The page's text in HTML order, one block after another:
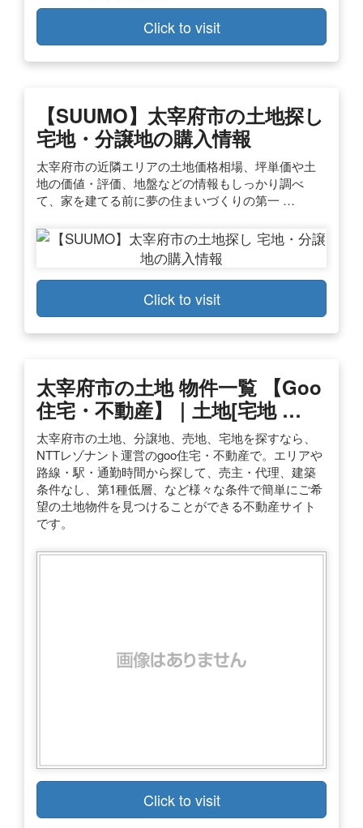
Click to visit
【SUUMO】太宰府市の土地探し
宅地・分譲地の購入情報
太宰府市の近隣エリアの土地価格相場、坪単価や土
地の価値・評価、地盤などの情報もしっかり調べ
て、家を建てる前に夢の住まいづくりの第一 …
Click to visit
太宰府市の土地 物件一覧 【goo
住宅・不動産】｜土地[宅地 …
太宰府市の土地、分譲地、売地、宅地を探すなら、
NTTレゾナント運営のgoo住宅・不動産で。エリアや
路線・駅・通勤時間から探して、売主・代理、建築
条件なし、第1種低層、など様々な条件で簡単にご希
望の土地物件を見つけることができる不動産サイト
です。
Click to visit